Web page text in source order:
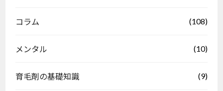
コラム (108)
メンタル (10)
育毛剤の基礎知識 (9)